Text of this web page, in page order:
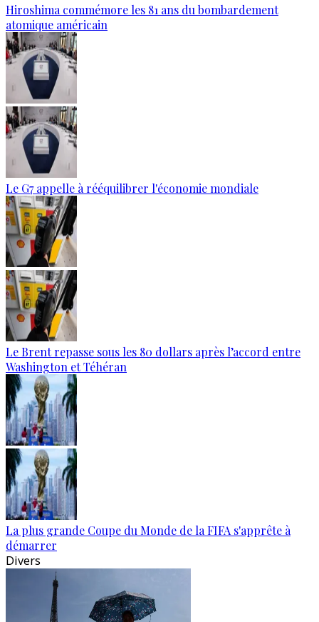
Hiroshima commémore les 81 ans du bombardement
atomique américain
Le G7 appelle à rééquilibrer l'économie mondiale
Le Brent repasse sous les 80 dollars après l’accord entre
Washington et Téhéran
La plus grande Coupe du Monde de la FIFA s'apprête à
démarrer
Divers